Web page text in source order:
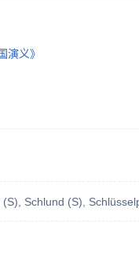
演义》
Schlund (S)​,